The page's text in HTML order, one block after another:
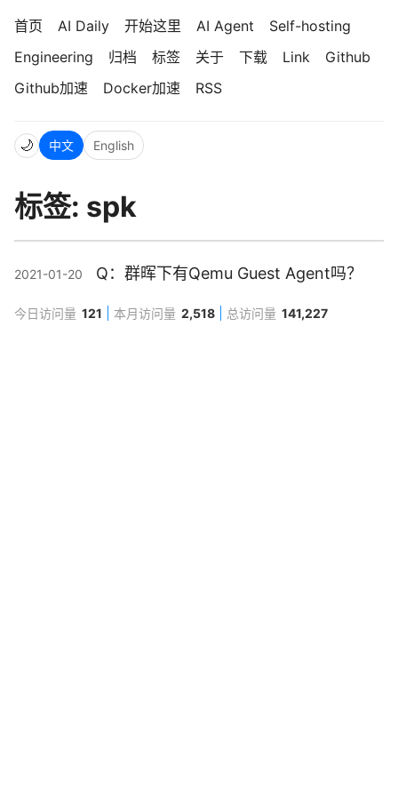
首页 AI Daily 开始这里 AI Agent
Self-hosting
Engineering
归档 标签 关于 下载 Link
Github
Github加速
Docker加速 RSS
🌙 中文 English
标签: spk
2021-01-20 Q：群晖下有Qemu Guest Agent吗？
今日访问量 121 本月访问量 2,518 总访问量 141,227